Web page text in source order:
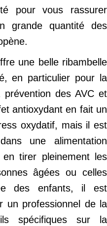
pour vous rassurer
grande quantité des
une belle ribambelle
en particulier pour la
prévention des AVC et
antioxydant en fait un
oxydatif, mais il est
une alimentation
tirer pleinement les
âgées ou celles
des enfants, il est
un professionnel de la
spécifiques sur la